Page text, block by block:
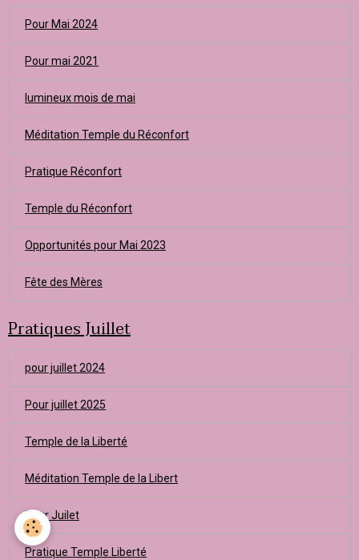
Pour Mai 2024
Pour mai 2021
lumineux mois de mai
Méditation Temple du Réconfort
Pratique Réconfort
Temple du Réconfort
Opportunités pour Mai 2023
Fête des Mères
Pratiques Juillet
pour juillet 2024
Pour juillet 2025
Temple de la Liberté
Méditation Temple de la Libert
Pour Juilet
Pratique Temple Liberté